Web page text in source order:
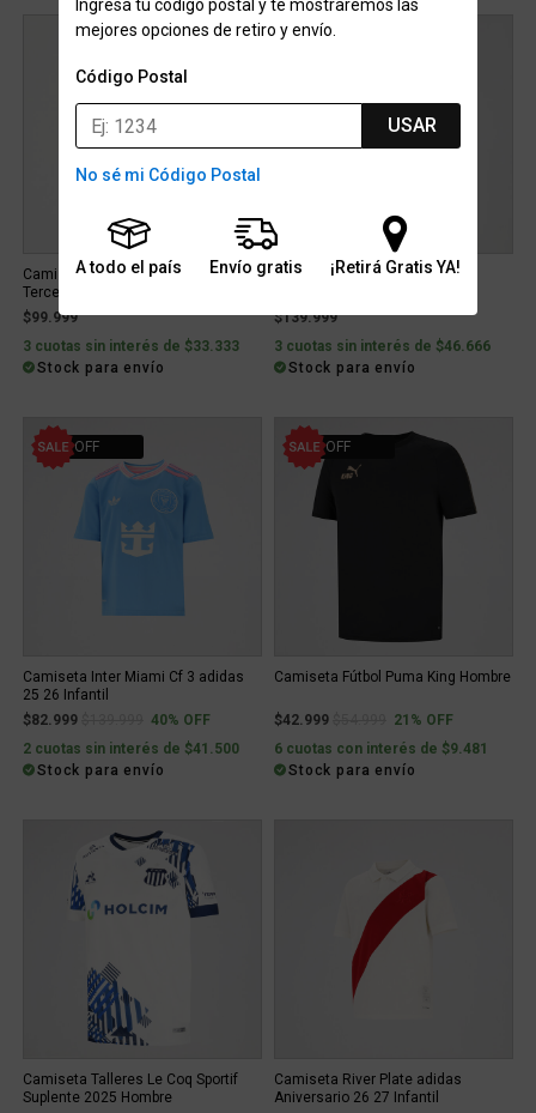
Ingresá tu código postal y te mostraremos las
mejores opciones de retiro y envío.
Código Postal
USAR
No sé mi Código Postal
A todo el país Envío gratis ¡Retirá Gratis YA!
Camiseta Boca Juniors adidas
Tercer Uniforme 25 26 Mujer
$99.999
3 cuotas sin interés de $33.333
Stock para envío
Camiseta Argentina adidas 10
$139.999
3 cuotas sin interés de $46.666
Stock para envío
40% OFF
Camiseta Inter Miami Cf 3 adidas
25 26 Infantil
$82.999
Price reduced from
to40% OFF
2 cuotas sin interés de $41.500
Stock para envío
21% OFF
Camiseta Fútbol Puma King Hombre
$42.999 Price reduced from
to21% OFF
6 cuotas con interés de $9.481
Stock para envío
Camiseta Talleres Le Coq Sportif
Suplente 2025 Hombre
Camiseta River Plate adidas
Aniversario 26 27 Infantil